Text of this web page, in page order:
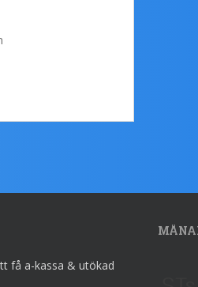
få a-kassa & utökad